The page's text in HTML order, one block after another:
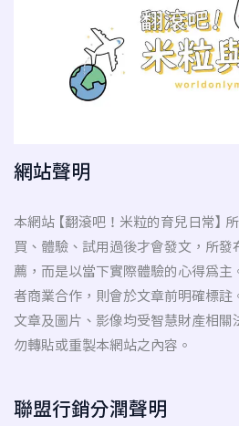
網站聲明
本網站 【翻滾吧！米粒的育兒日常】
買、體驗、試用過後才會發文，所發
薦，而是以當下實際體驗的心得為主
者商業合作，則會於文章前明確標註
文章及圖片、影像均受智慧財產相關
勿轉貼或重製本網站之內容。
聯盟行銷分潤聲明